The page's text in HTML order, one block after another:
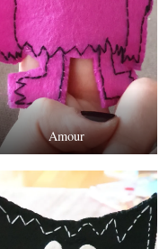
Amour